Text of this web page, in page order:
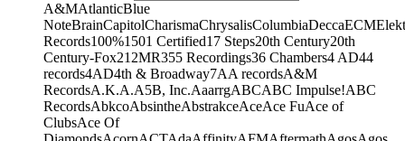
A&MAtlanticBlue
NoteBrainCapitolCharismaChrysalisColumbiaDeccaECM
Records100%1501 Certified17 Steps20th Century20th
Century-Fox21 2MR355 Recordings36 Chambers4 AD44
records4AD4th & Broadway7AA recordsA&M
RecordsA.K.A.A5B, Inc.AaarrgABCABC Impulse!ABC
RecordsAbkcoAbsintheAbstrakceAceAce FuAce of
ClubsAce Of